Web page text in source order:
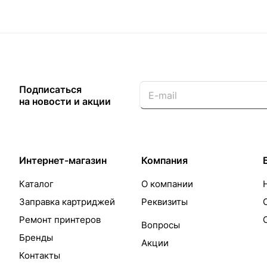
Подписаться
на новости и акции
Интернет-магазин
Каталог
Заправка картриджей
Ремонт принтеров
Бренды
Контакты
Компания
О компании
Реквизиты
Вопросы
Акции